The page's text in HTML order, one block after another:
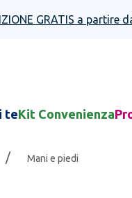
GRATIS a partire
teKit Convenienza
/ Mani e piedi